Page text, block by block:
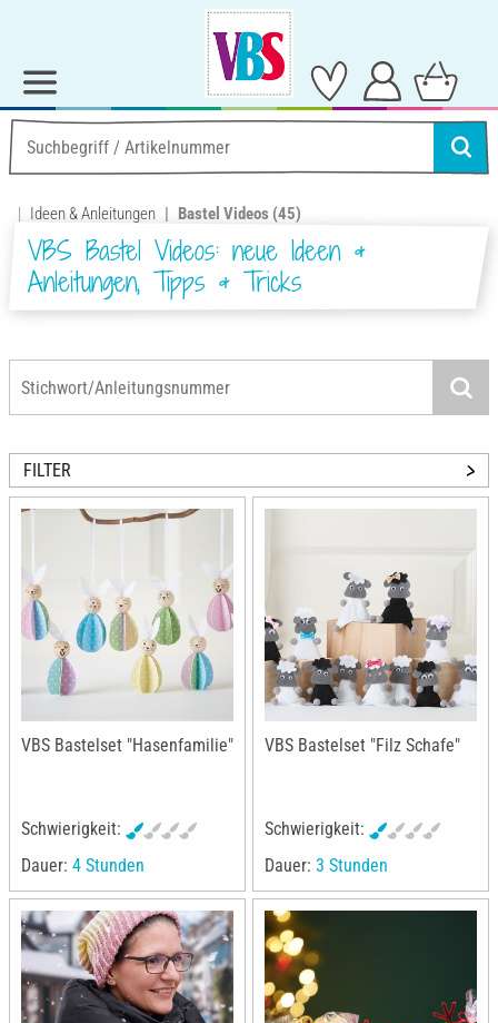
Ideen & Anleitungen Bastel Videos (45)
VBS Bastel Videos: neue Ideen &
Anleitungen, Tipps & Tricks
FILTER
VBS Bastelset "Hasenfamilie"
Schwierigkeit:
Dauer: 4 Stunden
VBS Bastelset "Filz Schafe"
Schwierigkeit:
Dauer: 3 Stunden